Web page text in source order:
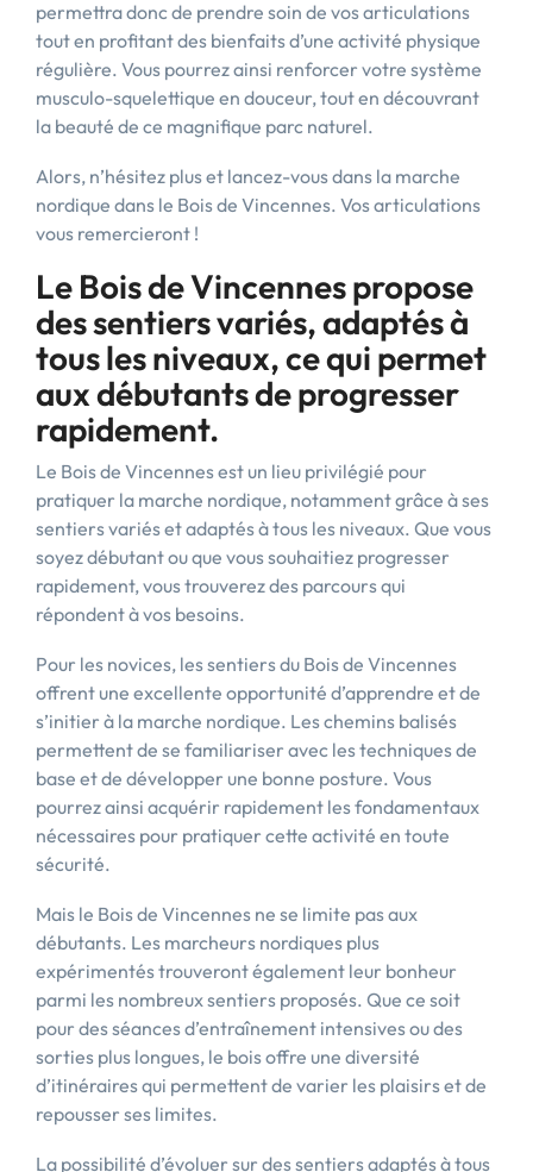
permettra donc de prendre soin de vos articulations
tout en profitant des bienfaits d’une activité physique
régulière. Vous pourrez ainsi renforcer votre système
musculo-squelettique en douceur, tout en découvrant
la beauté de ce magnifique parc naturel.
Alors, n’hésitez plus et lancez-vous dans la marche
nordique dans le Bois de Vincennes. Vos articulations
vous remercieront !
Le Bois de Vincennes propose
des sentiers variés, adaptés à
tous les niveaux, ce qui permet
aux débutants de progresser
rapidement.
Le Bois de Vincennes est un lieu privilégié pour
pratiquer la marche nordique, notamment grâce à ses
sentiers variés et adaptés à tous les niveaux. Que vous
soyez débutant ou que vous souhaitiez progresser
rapidement, vous trouverez des parcours qui
répondent à vos besoins.
Pour les novices, les sentiers du Bois de Vincennes
offrent une excellente opportunité d’apprendre et de
s’initier à la marche nordique. Les chemins balisés
permettent de se familiariser avec les techniques de
base et de développer une bonne posture. Vous
pourrez ainsi acquérir rapidement les fondamentaux
nécessaires pour pratiquer cette activité en toute
sécurité.
Mais le Bois de Vincennes ne se limite pas aux
débutants. Les marcheurs nordiques plus
expérimentés trouveront également leur bonheur
parmi les nombreux sentiers proposés. Que ce soit
pour des séances d’entraînement intensives ou des
sorties plus longues, le bois offre une diversité
d’itinéraires qui permettent de varier les plaisirs et de
repousser ses limites.
La possibilité d’évoluer sur des sentiers adaptés à tous